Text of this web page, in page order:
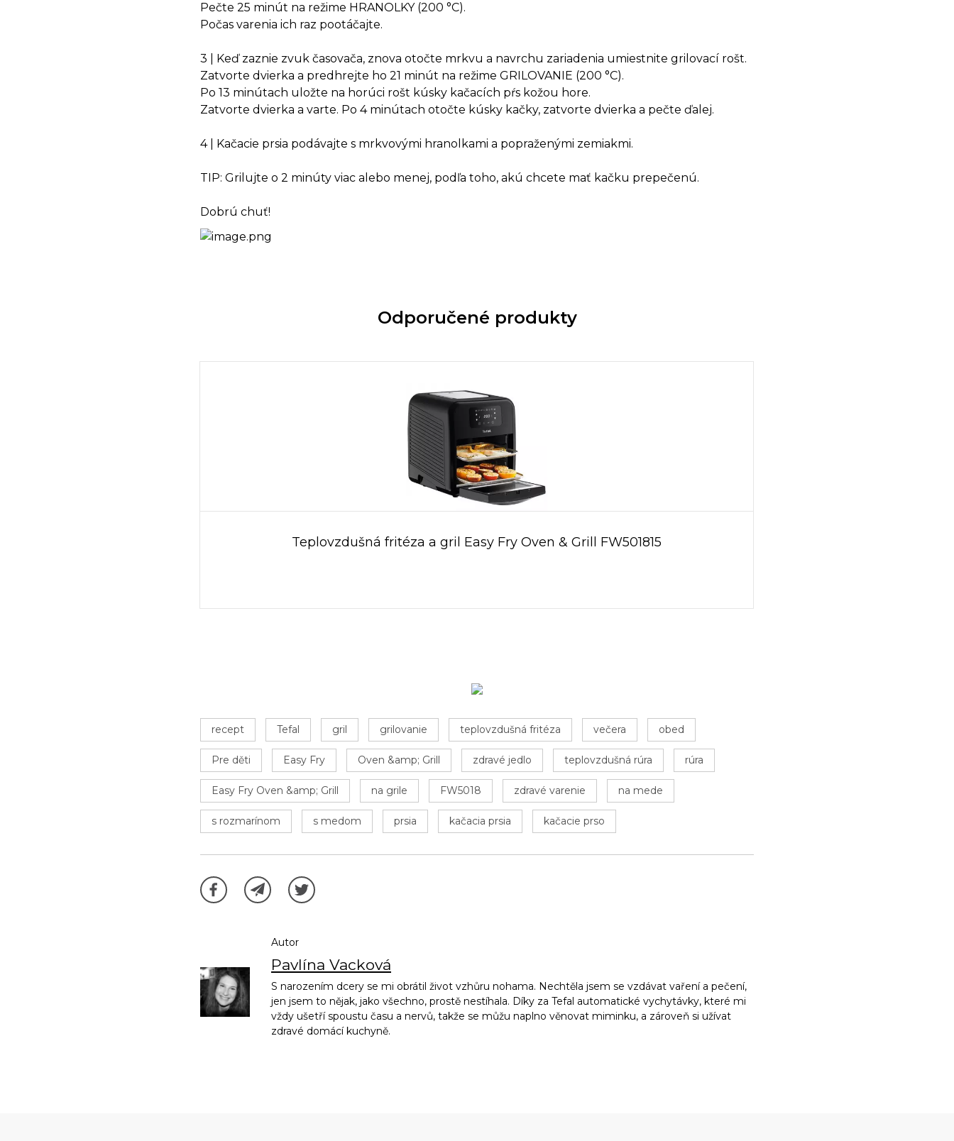
Pečte 25 minút na režime HRANOLKY (200 °C).
Počas varenia ich raz pootáčajte.
3 | Keď zaznie zvuk časovača, znova otočte mrkvu a navrchu zariadenia umiestnite grilovací rošt.
Zatvorte dvierka a predhrejte ho 21 minút na režime GRILOVANIE (200 °C).
Po 13 minútach uložte na horúci rošt kúsky kačacích pŕs kožou hore.
Zatvorte dvierka a varte. Po 4 minútach otočte kúsky kačky, zatvorte dvierka a pečte ďalej.
4 | Kačacie prsia podávajte s mrkvovými hranolkami a popraženými zemiakmi.
TIP: Grilujte o 2 minúty viac alebo menej, podľa toho, akú chcete mať kačku prepečenú.
Dobrú chuť!
Odporučené produkty
Teplovzdušná fritéza a gril Easy Fry Oven & Grill FW501815
recept Tefal gril grilovanie teplovzdušná fritéza večera obed
Pre děti Easy Fry Oven &amp; Grill zdravé jedlo teplovzdušná rúra rúra
Easy Fry Oven &amp; Grill na grile FW5018 zdravé varenie na mede
s rozmarínom s medom prsia kačacia prsia kačacie prso
Autor
Pavlína Vacková
S narozením dcery se mi obrátil život vzhůru nohama. Nechtěla jsem se vzdávat vaření a pečení,
jen jsem to nějak, jako všechno, prostě nestíhala. Díky za Tefal automatické vychytávky, které mi
vždy ušetří spoustu času a nervů, takže se můžu naplno věnovat miminku, a zároveň si užívat
zdravé domácí kuchyně.